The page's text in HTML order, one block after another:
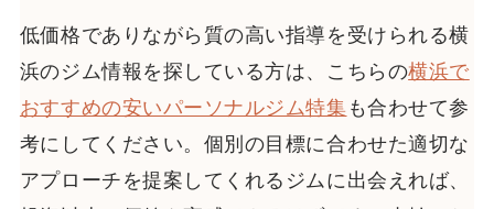
低価格でありながら質の高い指導を受けられる横
浜のジム情報を探している方は、こちらの横浜で
おすすめの安いパーソナルジム特集 も合わせて参
考にしてください。個別の目標に合わせた適切な
アプローチを提案してくれるジムに出会えれば、